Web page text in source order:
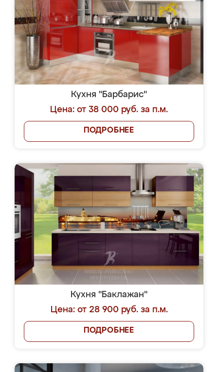
Кухня "Барбарис"
Цена: от 38 000 руб. за п.м.
ПОДРОБНЕЕ
Кухня "Баклажан"
Цена: от 28 900 руб. за п.м.
ПОДРОБНЕЕ